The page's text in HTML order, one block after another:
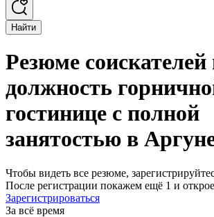
Найти
Резюме соискателей
должность
гостинице с полной
занятостью в
Чтобы видеть все резюме,
После регистрации покажем ещё 1 и
Зарегистрироваться
За всё время